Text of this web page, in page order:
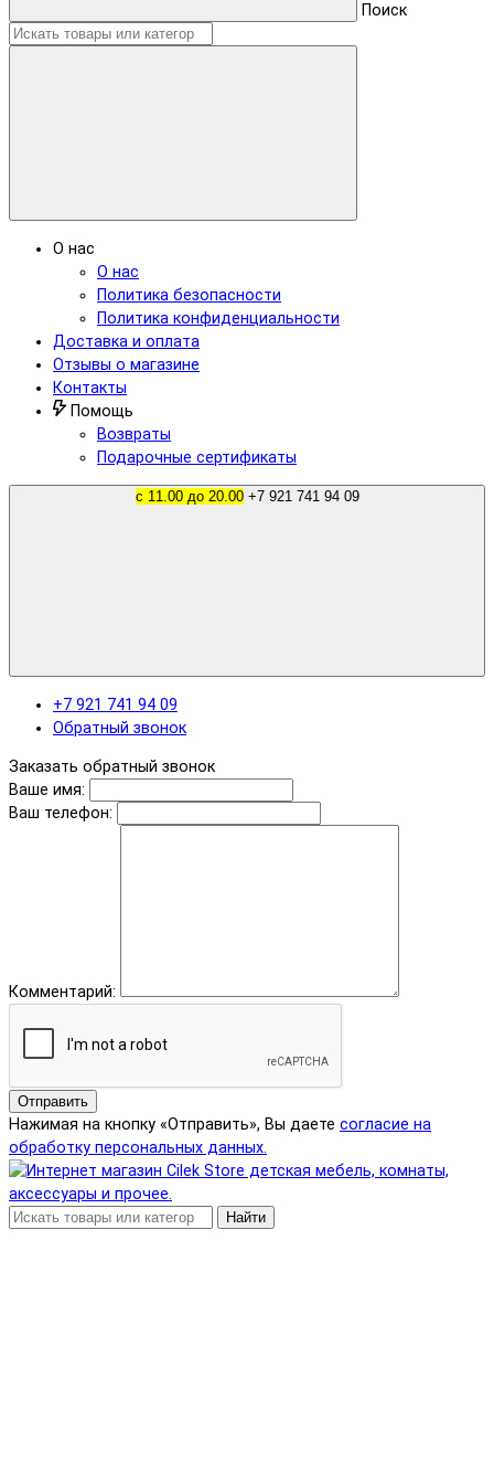
Поиск
О нас
О нас
Политика безопасности
Политика конфиденциальности
Доставка и оплата
Отзывы о магазине
Контакты
Помощь
Возвраты
Подарочные сертификаты
с 11.00 до 20.00 +7 921 741 94 09
+7 921 741 94 09
Обратный звонок
Заказать обратный звонок
Ваше имя:
Ваш телефон:
Комментарий:
Отправить
Нажимая на кнопку «Отправить», Вы даете согласие на
обработку персональных данных.
Найти